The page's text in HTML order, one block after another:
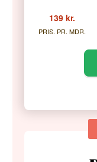
139 kr.
PRIS. PR. MDR.